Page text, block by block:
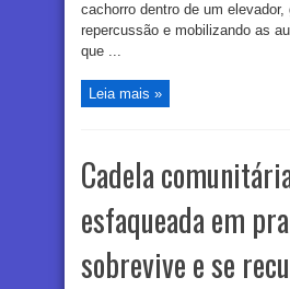
cachorro dentro de um elevador,
repercussão e mobilizando as
que ...
Leia mais »
Cadela
esfaqueada em
sobrevive e se